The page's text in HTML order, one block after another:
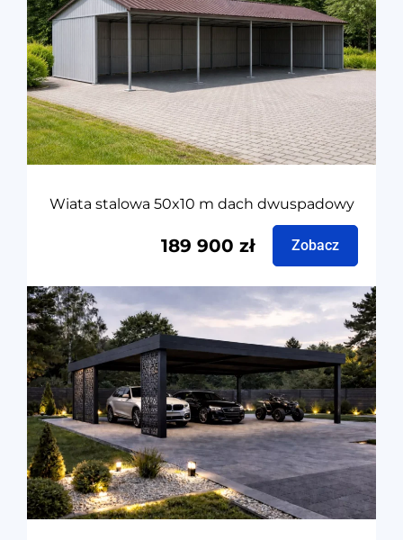
Wiata stalowa 50x10 m dach dwuspadowy
189 900 zł Zobacz